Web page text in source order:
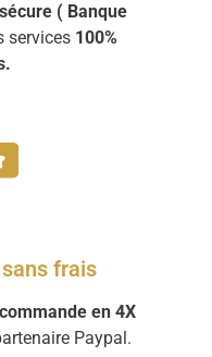
( Banque
services 100%
frais
en 4X
Paypal.